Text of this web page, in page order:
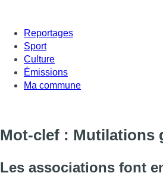
Reportages
Sport
Culture
Émissions
Ma commune
Mot-clef : Mutilations
Les associations font